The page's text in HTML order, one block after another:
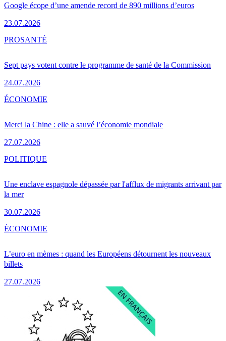
Google écope d’une amende record de 890 millions d’euros
23.07.2026
Sept pays votent contre le programme de santé de la Commission
24.07.2026
PROSANTÉ
Merci la Chine : elle a sauvé l’économie mondiale
27.07.2026
ÉCONOMIE
Une enclave espagnole dépassée par l'afflux de migrants arrivant par
la mer
30.07.2026
POLITIQUE
L’euro en mèmes : quand les Européens détournent les nouveaux
billets
27.07.2026
ÉCONOMIE